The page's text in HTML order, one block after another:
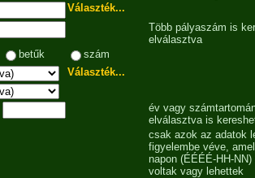
Választék...
Több pályaszám is
elválasztva
betűk
szám
Választék...
év vagy
elválasztva is
csak azok az adatok
figyelembe véve,
napon (ÉÉÉÉ-HH-
voltak vagy lehettek